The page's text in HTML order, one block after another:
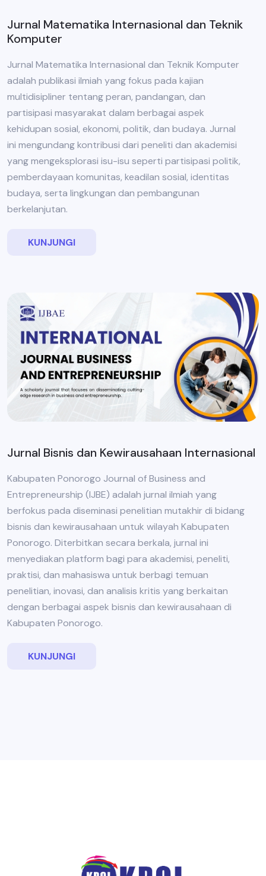
Jurnal Matematika Internasional dan Teknik
Komputer
Jurnal Matematika Internasional dan Teknik Komputer
adalah publikasi ilmiah yang fokus pada kajian
multidisipliner tentang peran, pandangan, dan
partisipasi masyarakat dalam berbagai aspek
kehidupan sosial, ekonomi, politik, dan budaya. Jurnal
ini mengundang kontribusi dari peneliti dan akademisi
yang mengeksplorasi isu-isu seperti partisipasi politik,
pemberdayaan komunitas, keadilan sosial, identitas
budaya, serta lingkungan dan pembangunan
berkelanjutan.
KUNJUNGI
Jurnal Bisnis dan Kewirausahaan Internasional
Kabupaten Ponorogo Journal of Business and
Entrepreneurship (IJBE) adalah jurnal ilmiah yang
berfokus pada diseminasi penelitian mutakhir di bidang
bisnis dan kewirausahaan untuk wilayah Kabupaten
Ponorogo. Diterbitkan secara berkala, jurnal ini
menyediakan platform bagi para akademisi, peneliti,
praktisi, dan mahasiswa untuk berbagi temuan
penelitian, inovasi, dan analisis kritis yang berkaitan
dengan berbagai aspek bisnis dan kewirausahaan di
Kabupaten Ponorogo.
KUNJUNGI